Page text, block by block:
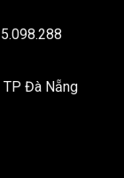
TP Đà Nẵng